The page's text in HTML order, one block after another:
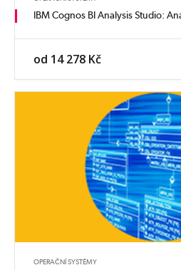
IBM Cognos BI Analysis Studio:
od 14 278 Kč
OPERAČNÍ SYSTÉMY